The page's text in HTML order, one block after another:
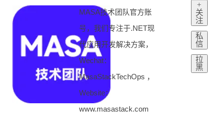
MASA技术团队官方账
号，我们专注于.NET现
代应用开发解决方案，
Wechat：
MasaStackTechOps ，
Website：
www.masastack.com
+
关
注
私
信
拉
黑